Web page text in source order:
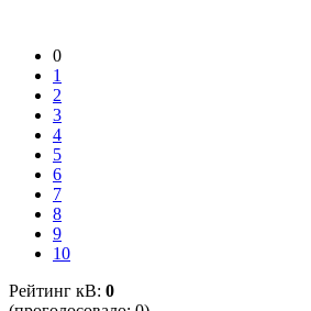
0
1
2
3
4
5
6
7
8
9
10
Рейтинг кВ: 0